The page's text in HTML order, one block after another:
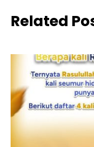
Related